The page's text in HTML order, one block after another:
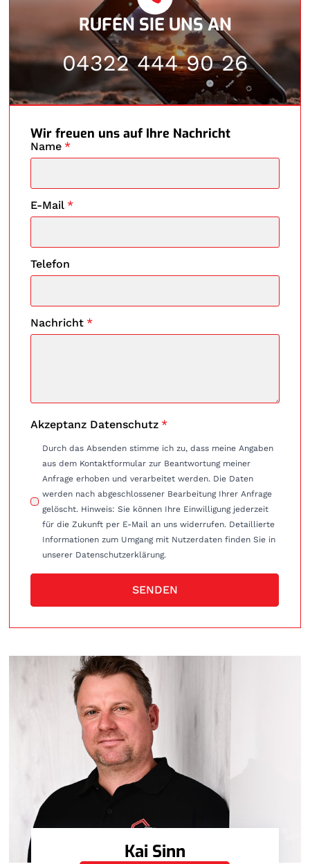
RUFEN SIE UNS AN
04322 444 90 26
Wir freuen uns auf Ihre Nachricht
Name *
E-Mail *
Telefon
Nachricht *
Akzeptanz Datenschutz *
Durch das Absenden stimme ich zu, dass meine Angaben
aus dem Kontaktformular zur Beantwortung meiner
Anfrage erhoben und verarbeitet werden. Die Daten
werden nach abgeschlossener Bearbeitung Ihrer Anfrage
gelöscht. Hinweis: Sie können Ihre Einwilligung jederzeit
für die Zukunft per E-Mail an uns widerrufen. Detaillierte
Informationen zum Umgang mit Nutzerdaten finden Sie in
unserer Datenschutzerklärung.
SENDEN
Kai Sinn